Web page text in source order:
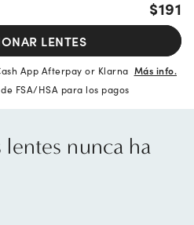
$191
LENTES
App Afterpay or Klarna Más info.
FSA/HSA para los pagos
lentes nunca ha